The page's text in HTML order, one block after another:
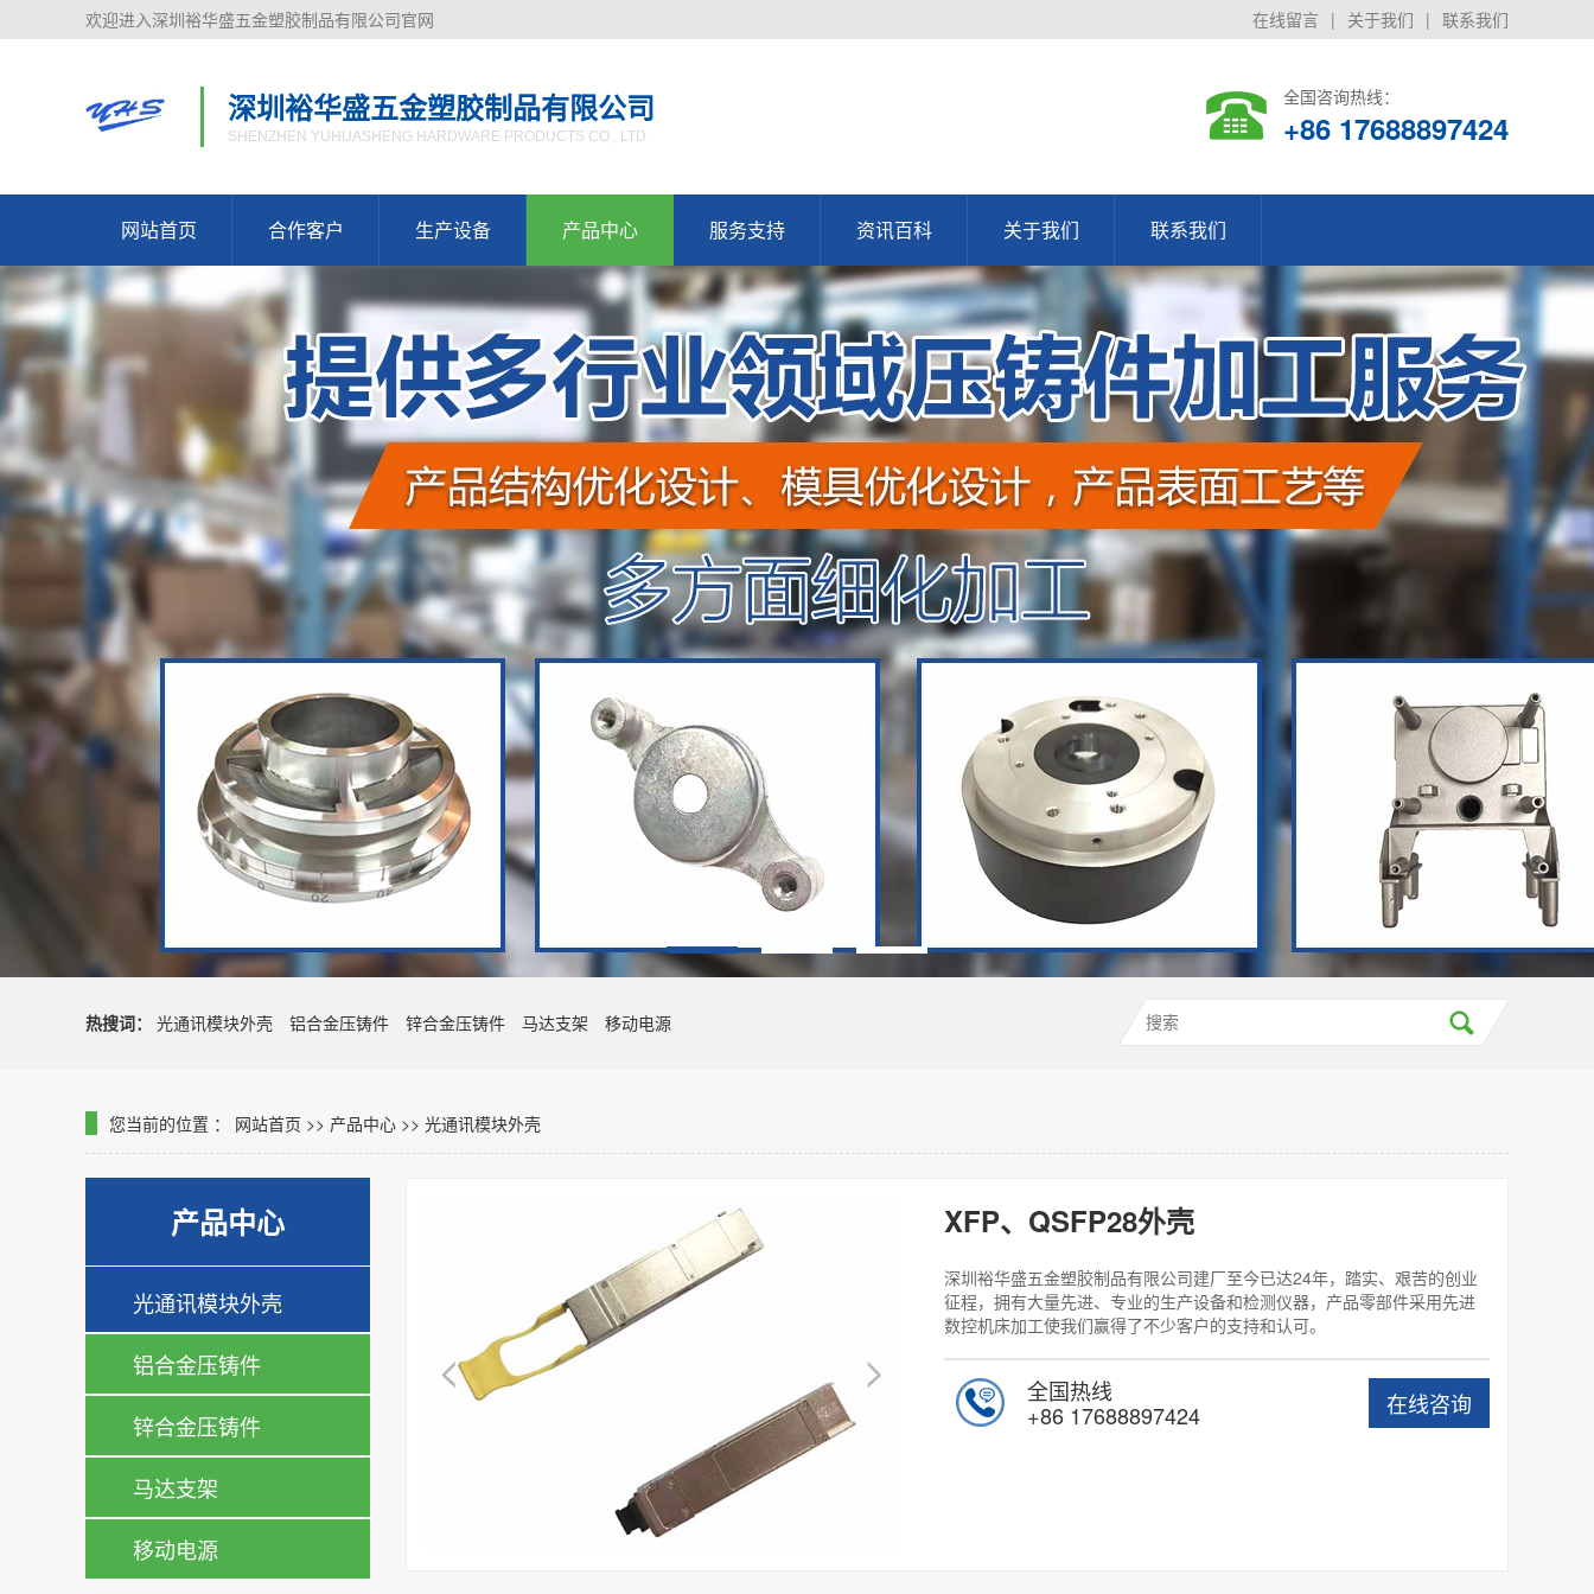
在线留言 | 关于我们 | 联系我们
欢迎进入深圳裕华盛五金塑胶制品有限公司官网
深圳裕华盛五金塑胶制品有限公司
SHENZHEN YUHUASHENG HARDWARE PRODUCTS CO., LTD.
全国咨询热线：
+86 17688897424
网站首页 合作客户 生产设备 产品中心 服务支持 资讯百科 关于我们 联系我们
热搜词： 光通讯模块外壳 铝合金压铸件 锌合金压铸件 马达支架 移动电源
您当前的位置 ： 网站首页 >> 产品中心 >> 光通讯模块外壳
产品中心
光通讯模块外壳
铝合金压铸件
锌合金压铸件
马达支架
移动电源
XFP、QSFP28外壳
深圳裕华盛五金塑胶制品有限公司建厂至今已达24年，踏实、艰苦的创业
征程，拥有大量先进、专业的生产设备和检测仪器，产品零部件采用先进
数控机床加工使我们赢得了不少客户的支持和认可。
在线咨询
全国热线
+86 17688897424